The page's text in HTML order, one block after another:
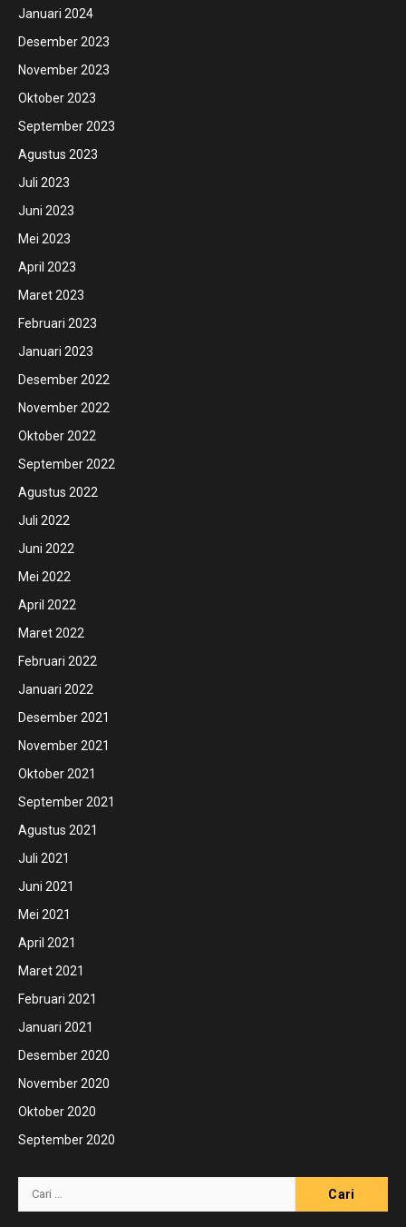
Januari 2024
Desember 2023
November 2023
Oktober 2023
September 2023
Agustus 2023
Juli 2023
Juni 2023
Mei 2023
April 2023
Maret 2023
Februari 2023
Januari 2023
Desember 2022
November 2022
Oktober 2022
September 2022
Agustus 2022
Juli 2022
Juni 2022
Mei 2022
April 2022
Maret 2022
Februari 2022
Januari 2022
Desember 2021
November 2021
Oktober 2021
September 2021
Agustus 2021
Juli 2021
Juni 2021
Mei 2021
April 2021
Maret 2021
Februari 2021
Januari 2021
Desember 2020
November 2020
Oktober 2020
September 2020
Cari
untuk: